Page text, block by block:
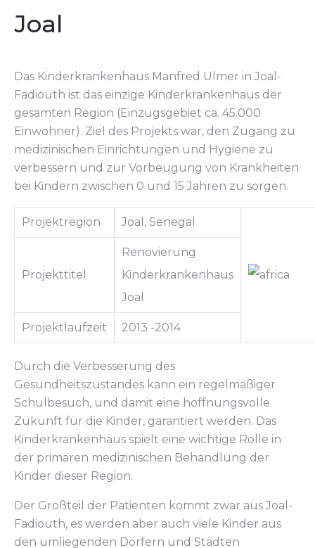
Joal
Das Kinderkrankenhaus Manfred Ulmer in Joal-
Fadiouth ist das einzige Kinderkrankenhaus der
gesamten Region (Einzugsgebiet ca. 45.000
Einwohner). Ziel des Projekts war, den Zugang zu
medizinischen Einrichtungen und Hygiene zu
verbessern und zur Vorbeugung von Krankheiten
bei Kindern zwischen 0 und 15 Jahren zu sorgen.
Projektregion Joal, Senegal
Projekttitel
Renovierung
Kinderkrankenhaus
Joal
Projektlaufzeit 2013 -2014
Durch die Verbesserung des
Gesundheitszustandes kann ein regelmäßiger
Schulbesuch, und damit eine hoffnungsvolle
Zukunft für die Kinder, garantiert werden. Das
Kinderkrankenhaus spielt eine wichtige Rolle in
der primären medizinischen Behandlung der
Kinder dieser Region.
Der Großteil der Patienten kommt zwar aus Joal-
Fadiouth, es werden aber auch viele Kinder aus
den umliegenden Dörfern und Städten